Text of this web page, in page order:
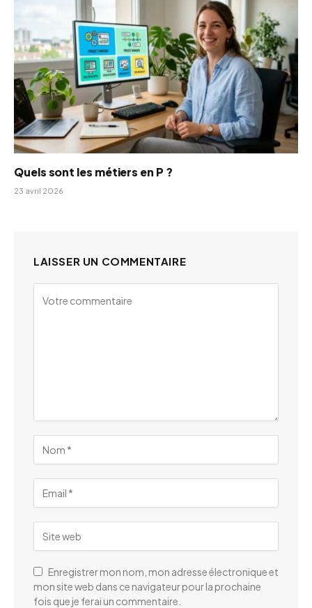
Quels sont les métiers en P ?
23 avril 2026
LAISSER UN COMMENTAIRE
Enregistrer mon nom, mon adresse électronique et
mon site web dans ce navigateur pour la prochaine
fois que je ferai un commentaire.